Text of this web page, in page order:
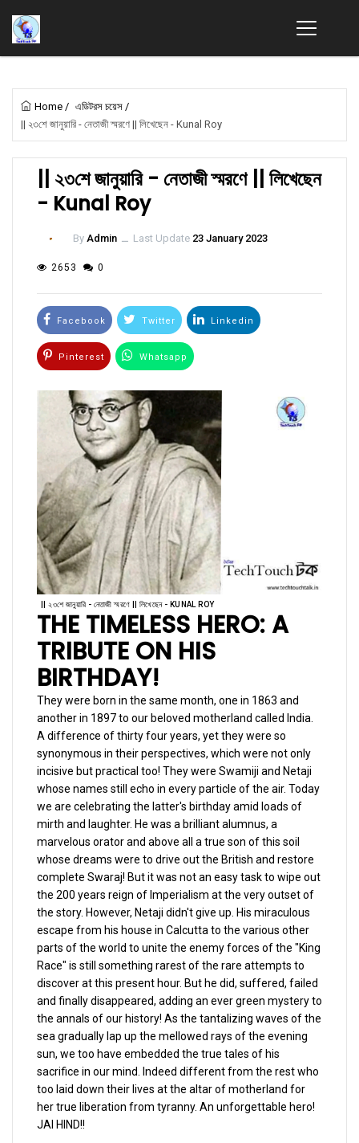
Home / এডিটরস চয়েস /
|| ২৩শে জানুয়ারি - নেতাজী স্মরণে || লিখেছেন - Kunal Roy
|| ২৩শে জানুয়ারি - নেতাজী স্মরণে || লিখেছেন
- Kunal Roy
By Admin ــ Last Update 23 January 2023
2653 0
Facebook Twitter Linkedin
Pinterest Whatsapp
|| ২৩শে জানুয়ারি - নেতাজী স্মরণে || লিখেছেন - KUNAL ROY
THE TIMELESS HERO: A
TRIBUTE ON HIS
BIRTHDAY!
They were born in the same month, one in 1863 and
another in 1897 to our beloved motherland called India.
A difference of thirty four years, yet they were so
synonymous in their perspectives, which were not only
incisive but practical too! They were Swamiji and Netaji
whose names still echo in every particle of the air. Today
we are celebrating the latter's birthday amid loads of
mirth and laughter. He was a brilliant alumnus, a
marvelous orator and above all a true son of this soil
whose dreams were to drive out the British and restore
complete Swaraj! But it was not an easy task to wipe out
the 200 years reign of Imperialism at the very outset of
the story. However, Netaji didn't give up. His miraculous
escape from his house in Calcutta to the various other
parts of the world to unite the enemy forces of the "King
Race" is still something rarest of the rare attempts to
discover at this present hour. But he did, suffered, failed
and finally disappeared, adding an ever green mystery to
the annals of our history! As the tantalizing waves of the
sea gradually lap up the mellowed rays of the evening
sun, we too have embedded the true tales of his
sacrifice in our mind. Indeed different from the rest who
too laid down their lives at the altar of motherland for
her true liberation from tyranny. An unforgettable hero!
JAI HIND!!